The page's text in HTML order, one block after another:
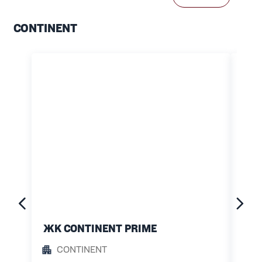
CONTINENT
ЖК CONTINENT PRIME
CONTINENT